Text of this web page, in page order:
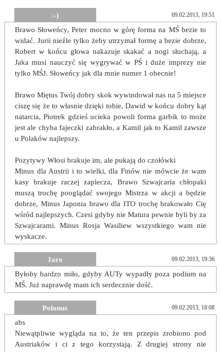
:-) 09.02.2013, 19:51
Brawo Słoweńcy, Peter mocno w górę forma na MŚ bezie to
widać. Jurii nieźle tylko żeby utrzymał formę a bezie dobrze,
Robert w końcu głowa nakazuje skakać a nogi słuchają, a
Jaka musi nauczyć się wygrywać w PŚ i duże imprezy nie
tylko MŚJ. Słoweńcy jak dla mnie numer 1 obecnie!
Brawo Miętus Twój dobry skok wywindował nas na 5 miejsce
ciszę się że to własnie dzięki tobie, Dawid w końcu dobry kąt
natarcia, Piotrek gdzieś ucieka powoli forma garbik to może
jest ale chyba fajeczki zabrakło, a Kamil jak to Kamil zawsze
u Polaków najlepszy.
Pozytywy Włosi brakuje im, ale pukają do czołówki
Minus dla Austrii i to wielki, dla Finów nie mówcie że wam
kasy brakuje raczej zaplecza, Brawo Szwajcaria chłopaki
muszą trochę pooglądać swojego Mistrza w akcji a będzie
dobrze, Minus Japonia brawo dla ITO trochę brakowało Cię
wśród najlepszych. Czesi gdyby nie Matura pewnie byli by za
Szwajcarami. Minus Rosja Wasiliew wszystkiego wam nie
wyskacze.
Jaro 09.02.2013, 19:36
Byłoby bardzo miło, gdyby AUTy wypadły poza podium na
MŚ. Już naprawdę mam ich serdecznie dość.
Polonus 09.02.2013, 18:08
abs
Niewątpliwie wygląda na to, że ten przepis zrobiono pod
Austriaków i ci z tego korzystają. Z drugiej strony nie